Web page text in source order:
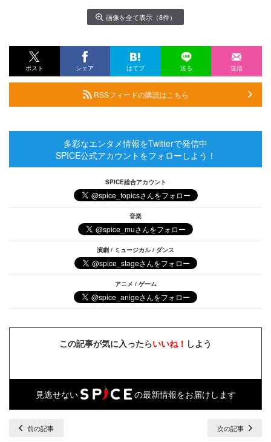
画像を全て表示（8件）
ポスト シェア はてブ 送る 送信
RSSフィードの購読はこちら
多彩なエンタメ情報をTwitterで発信中
SPICE公式アカウントをフォローしよう！
SPICE総合アカウント
音楽
演劇 / ミュージカル / ダンス
アニメ / ゲーム
この記事が気に入ったらいいね！ しよう
見逃せない の最新情報をお届けします
前の記事 次の記事